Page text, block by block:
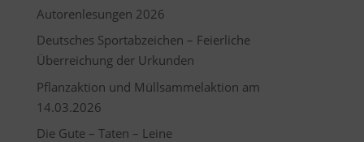
Autorenlesungen 2026
Deutsches Sportabzeichen – Feierliche
Überreichung der Urkunden
Pflanzaktion und Müllsammelaktion am
14.03.2026
Die Gute – Taten – Leine